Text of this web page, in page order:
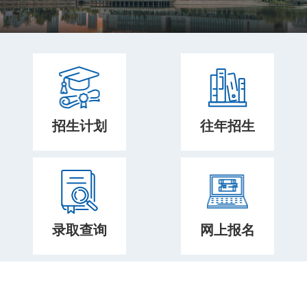
招生计划 往年招生
录取查询 网上报名